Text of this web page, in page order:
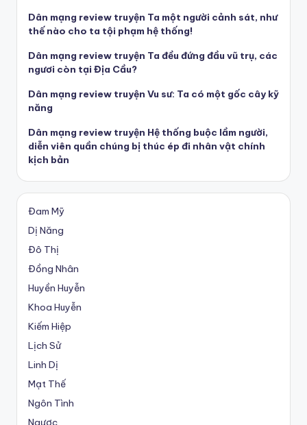
Dân mạng review truyện Ta một người cảnh sát, như
thế nào cho ta tội phạm hệ thống!
Dân mạng review truyện Ta đều đứng đầu vũ trụ, các
ngươi còn tại Địa Cầu?
Dân mạng review truyện Vu sư: Ta có một gốc cây kỹ
năng
Dân mạng review truyện Hệ thống buộc lầm người,
diễn viên quần chúng bị thúc ép đi nhân vật chính
kịch bản
Đam Mỹ
Dị Năng
Đô Thị
Đồng Nhân
Huyền Huyễn
Khoa Huyễn
Kiếm Hiệp
Lịch Sử
Linh Dị
Mạt Thế
Ngôn Tình
Ngược